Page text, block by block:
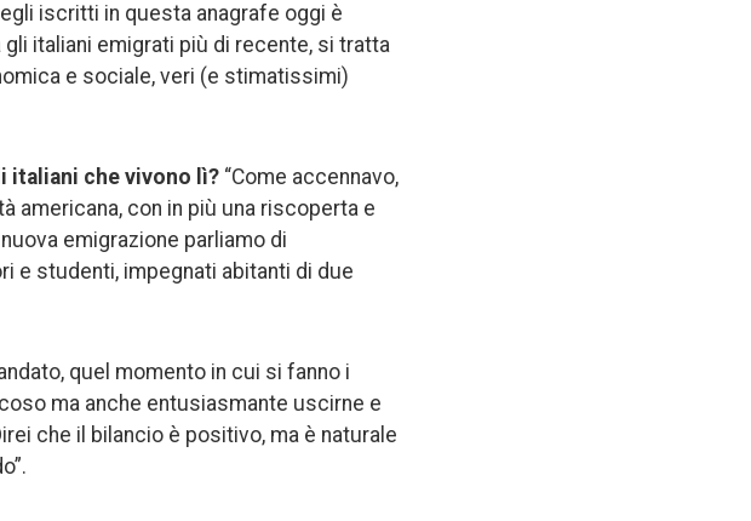
iscritti in questa anagrafe oggi è
italiani emigrati più di recente, si tratta
e sociale, veri (e stimatissimi)
italiani che vivono lì? “Come accennavo,
americana, con in più una riscoperta e
emigrazione parliamo di
e studenti, impegnati abitanti di due
quel momento in cui si fanno i
ma anche entusiasmante uscirne e
che il bilancio è positivo, ma è naturale